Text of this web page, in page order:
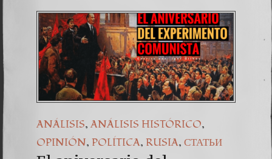
ANÁLISIS, ANÁLISIS HISTÓRICO,
OPINIÓN, POLÍTICA, RUSIA, СТАТЬИ